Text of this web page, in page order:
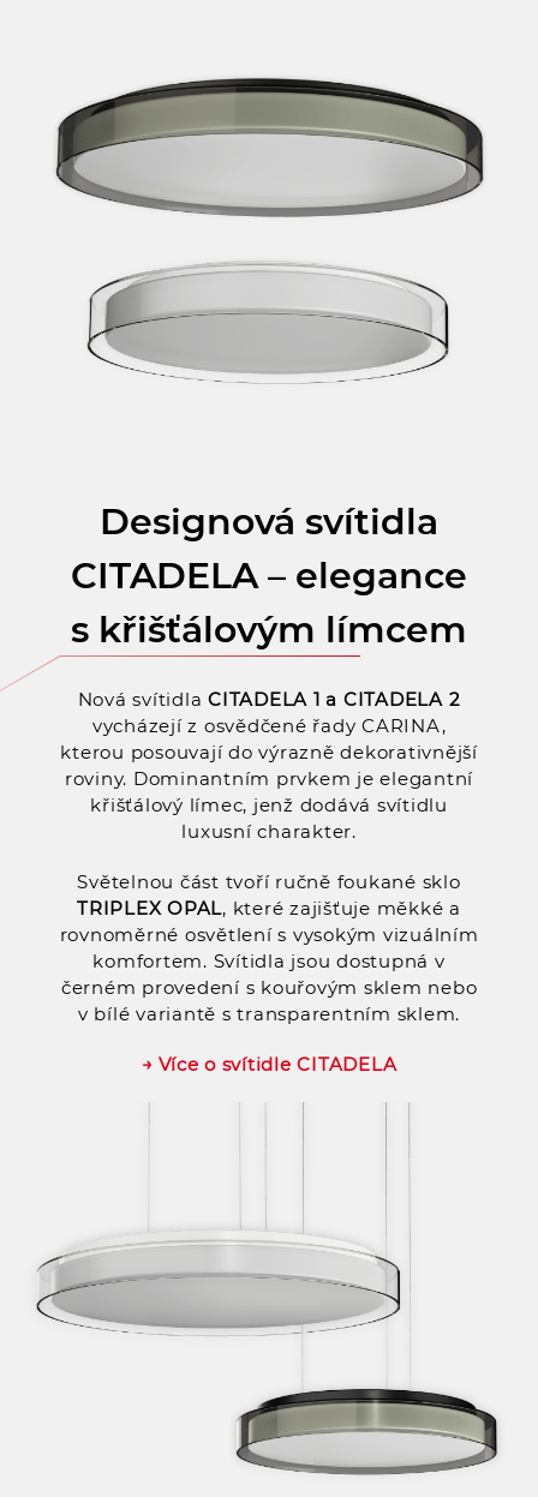
Designová svítidla
CITADELA – elegance
s křišťálovým límcem
Nová svítidlaCITADELA 1 a CITADELA 2
vycházejí z osvědčené řady CARINA,
kterou posouvají do výrazně dekorativnější
roviny. Dominantním prvkem je elegantní
křišťálový límec, jenž dodává svítidlu
luxusní charakter.
Světelnou část tvoří ručně foukané sklo
TRIPLEX OPAL, které zajišťuje měkké a
rovnoměrné osvětlení s vysokým vizuálním
komfortem. Svítidla jsou dostupná v
černém provedení s kouřovým sklem nebo
v bílé variantě s transparentním sklem.
→ Více o svítidle CITADELA